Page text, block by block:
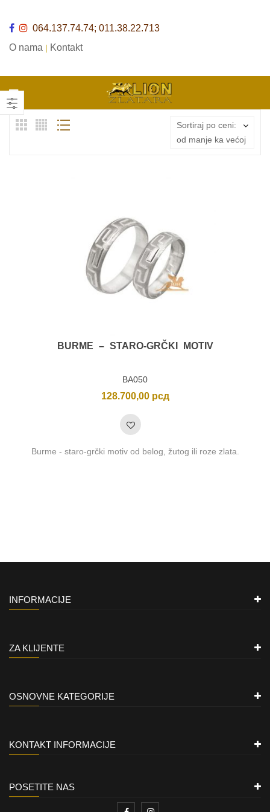
064.137.74.74; 011.38.22.713
O nama | Kontakt
Sortiraj po ceni:
od manje ka većoj
BURME – STARO-GRČKI MOTIV
BA050
128.700,00 рсд
Burme - staro-grčki motiv od belog, žutog ili roze zlata.
INFORMACIJE
ZA KLIJENTE
OSNOVNE KATEGORIJE
KONTAKT INFORMACIJE
POSETITE NAS